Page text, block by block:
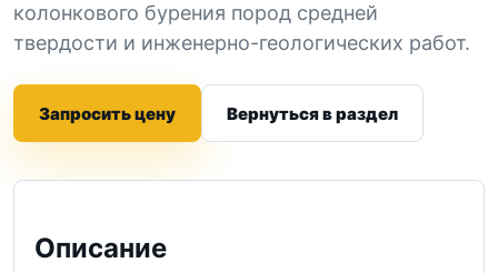
колонкового бурения пород средней
твердости и инженерно-геологических работ.
Запросить цену Вернуться в раздел
Описание